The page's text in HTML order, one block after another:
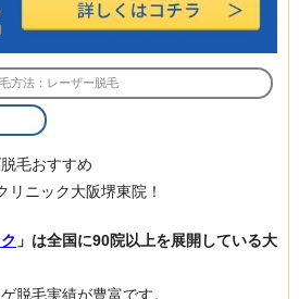
方法：レーザー脱毛
毛おすすめ
リニック大阪堺東院！
」は全国に90院以上を展開している大
脱毛実績が豊富です。